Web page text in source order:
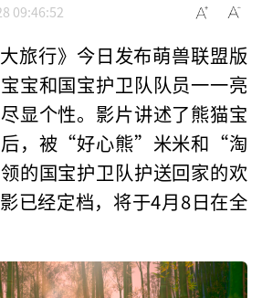
09:46:52
旅行》今日发布萌兽联盟版
宝和国宝护卫队队员一一亮
显个性。影片讲述了熊猫宝
后，被“好心熊”米米和“淘
的国宝护卫队护送回家的欢
已经定档，将于4月8日在全